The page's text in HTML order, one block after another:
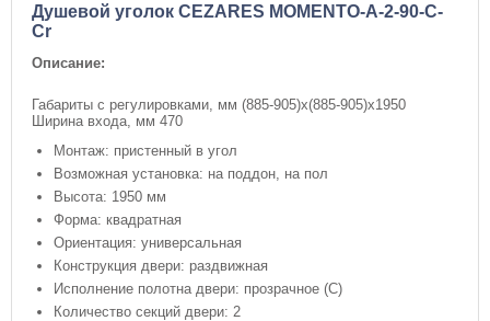
Душевой уголок CEZARES MOMENTO-A-2-90-C-
Cr
Описание:
Габариты с регулировками, мм (885-905)х(885-905)х1950
Ширина входа, мм 470
Монтаж: пристенный в угол
Возможная установка: на поддон, на пол
Высота: 1950 мм
Форма: квадратная
Ориентация: универсальная
Конструкция двери: раздвижная
Исполнение полотна двери: прозрачное (C)
Количество секций двери: 2